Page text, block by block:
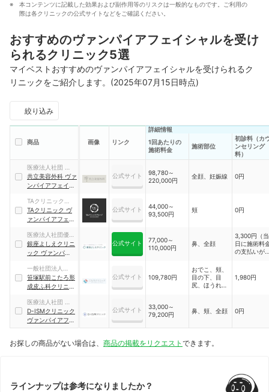
本コンテンツに記載した効果および副作用等のリスクは一般的なものです。ご利用の
際は各クリニックの公式サイトなどをご確認ください。
おすすめのヴァンパイアフェイシャルを受け
られるクリニック5選
マイベストおすすめのヴァンパイアフェイシャルを受けられるク
リニックをご紹介します。(2025年07月15日時点)
絞り込み
商品 画像 リンク
詳細情報
1回あたりの
施術料金
施術部位
初診料（カ
ンセリング
料）
医療法人社団 美人
会
共立美容外科 ヴァ
ンパイアフェイシ
公式サイト
98,780～
220,000円
全顔、妊娠線 0円
TAクリニックグル
ープ
TAクリニック ヴ
ァンパイアフェイ
公式サイト
44,000～
93,500円
頬 0円
医療法人社団優恵
会
銀座よしえクリニ
ック ヴァンパイア
公式サイト
77,000～
110,000円
鼻、全顔
3,300円（当
日に施術料
の支払いが
一般社団法人
SMAPPY
笹塚駅前こたろ形
成皮ふ科クリニッ
ェイシャル
公式サイト 109,780円
おでこ、頬、
目の下、目
尻、ほうれい
1,980円
医療法人社団 ウェ
ルエイジング
D-ISMクリニック
ヴァンパイアフェ
イシャル
公式サイト
33,000～
79,200円
鼻、頬、全顔 0円
お探しの商品がない場合は、 商品の掲載をリクエスト できます。
ラインナップは参考になりましたか？